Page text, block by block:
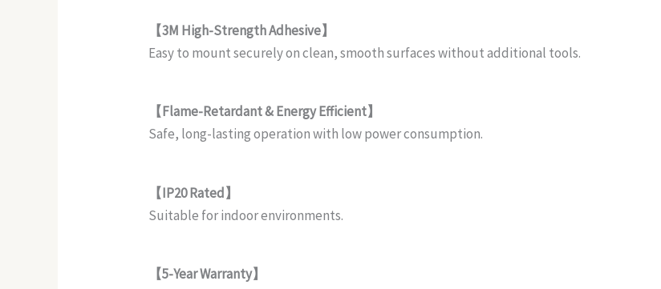
【3M High-Strength Adhesive】
Easy to mount securely on clean, smooth surfaces without additional tools.
【Flame-Retardant & Energy Efficient】
Safe, long-lasting operation with low power consumption.
【IP20 Rated】
Suitable for indoor environments.
【5-Year Warranty】